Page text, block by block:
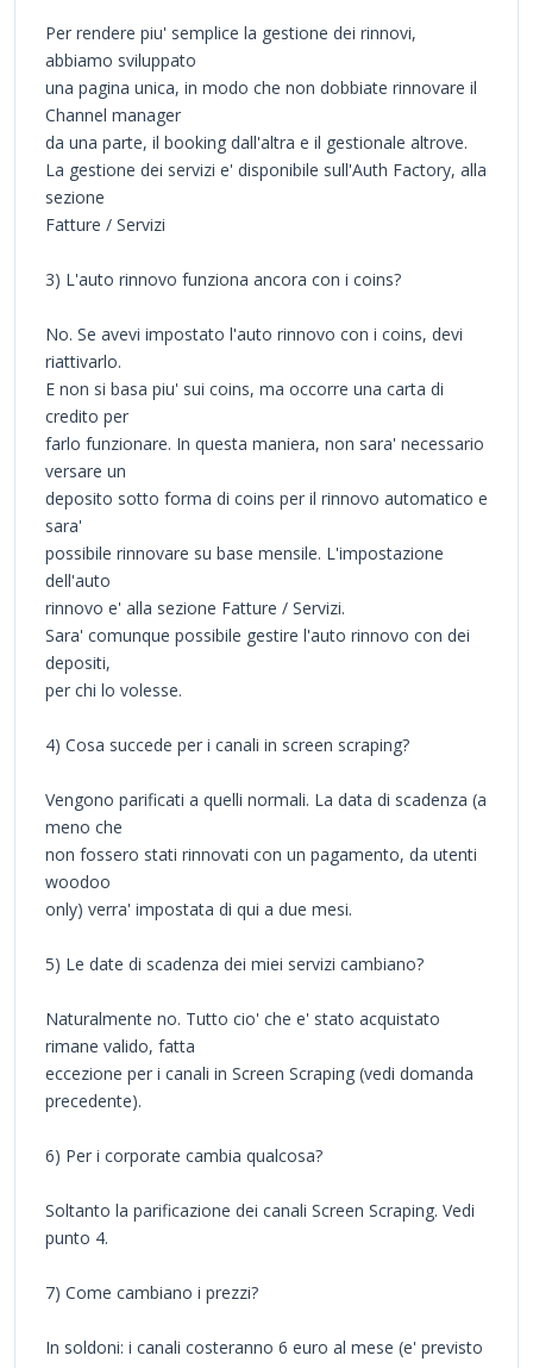
Per rendere piu' semplice la gestione dei rinnovi,
abbiamo sviluppato
una pagina unica, in modo che non dobbiate rinnovare il
Channel manager
da una parte, il booking dall'altra e il gestionale altrove.
La gestione dei servizi e' disponibile sull'Auth Factory, alla
sezione
Fatture / Servizi
3) L'auto rinnovo funziona ancora con i coins?
No. Se avevi impostato l'auto rinnovo con i coins, devi
riattivarlo.
E non si basa piu' sui coins, ma occorre una carta di
credito per
farlo funzionare. In questa maniera, non sara' necessario
versare un
deposito sotto forma di coins per il rinnovo automatico e
sara'
possibile rinnovare su base mensile. L'impostazione
dell'auto
rinnovo e' alla sezione Fatture / Servizi.
Sara' comunque possibile gestire l'auto rinnovo con dei
depositi,
per chi lo volesse.
4) Cosa succede per i canali in screen scraping?
Vengono parificati a quelli normali. La data di scadenza (a
meno che
non fossero stati rinnovati con un pagamento, da utenti
woodoo
only) verra' impostata di qui a due mesi.
5) Le date di scadenza dei miei servizi cambiano?
Naturalmente no. Tutto cio' che e' stato acquistato
rimane valido, fatta
eccezione per i canali in Screen Scraping (vedi domanda
precedente).
6) Per i corporate cambia qualcosa?
Soltanto la parificazione dei canali Screen Scraping. Vedi
punto 4.
7) Come cambiano i prezzi?
In soldoni: i canali costeranno 6 euro al mese (e' previsto